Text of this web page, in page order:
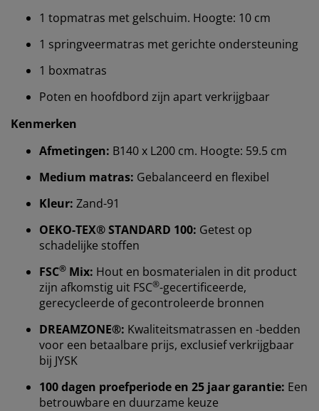
1 topmatras met gelschuim. Hoogte: 10 cm
1 springveermatras met gerichte ondersteuning
1 boxmatras
Poten en hoofdbord zijn apart verkrijgbaar
Kenmerken
Afmetingen: B140 x L200 cm. Hoogte: 59.5 cm
Medium matras: Gebalanceerd en flexibel
Kleur: Zand-91
OEKO-TEX® STANDARD 100: Getest op
schadelijke stoffen
FSC® Mix: Hout en bosmaterialen in dit product
zijn afkomstig uit FSC®-gecertificeerde,
gerecycleerde of gecontroleerde bronnen
DREAMZONE®: Kwaliteitsmatrassen en -bedden
voor een betaalbare prijs, exclusief verkrijgbaar
bij JYSK
100 dagen proefperiode en 25 jaar garantie: Een
betrouwbare en duurzame keuze
Wij personaliseren jouw ervaring
Bij JYSK gebruiken we cookies en mobiele
identificatoren om je een goede ervaring te bieden
tijdens het bezoeken van onze website. Cookies
verzamelen informatie over jou om functionaliteit,
statistieken en relevante marketing te waarborgen.
Wanneer je marketingcookies accepteert, delen we je
browsergegevens met marketingpartners (zoals
Google, Meta en Tiktok) voor gepersonaliseerde en
vaste advertenties. Je kunt meer lezen over de